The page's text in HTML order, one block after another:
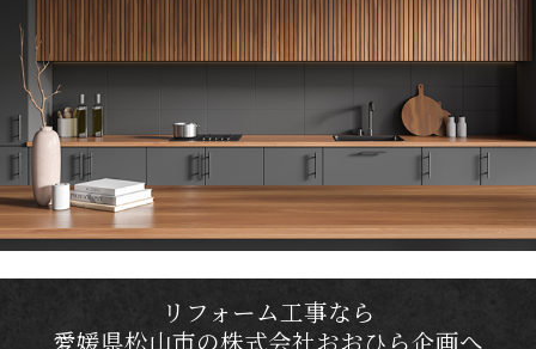
リフォーム工事なら
愛媛県松山市の株式会社おおひら企画へ